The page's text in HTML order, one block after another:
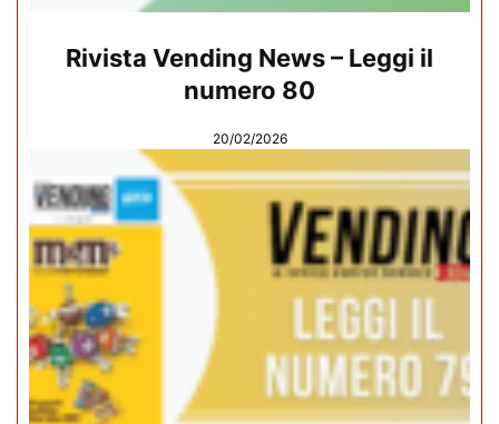
Rivista Vending News – Leggi il
numero 80
20/02/2026